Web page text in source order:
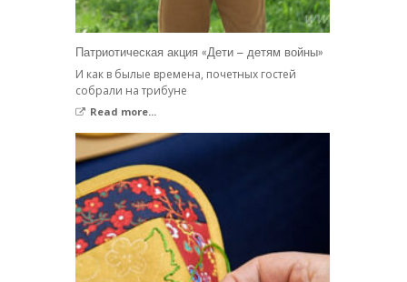
Патриотическая акция «Дети – детям войны»
И как в былые времена, почетных гостей
собрали на трибуне
Read more...